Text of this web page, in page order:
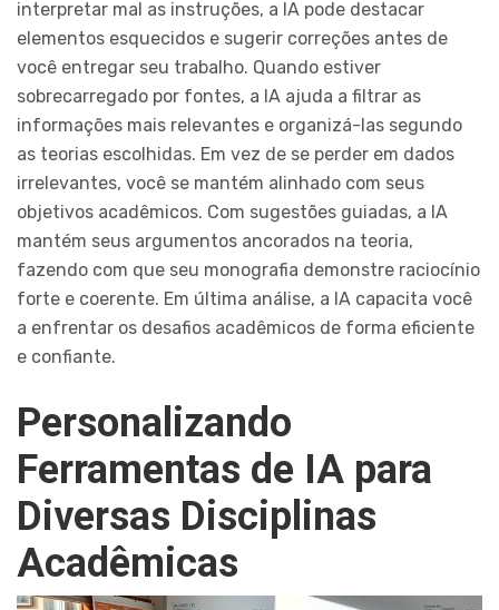
interpretar mal as instruções, a IA pode destacar
elementos esquecidos e sugerir correções antes de
você entregar seu trabalho. Quando estiver
sobrecarregado por fontes, a IA ajuda a filtrar as
informações mais relevantes e organizá-las segundo
as teorias escolhidas. Em vez de se perder em dados
irrelevantes, você se mantém alinhado com seus
objetivos acadêmicos. Com sugestões guiadas, a IA
mantém seus argumentos ancorados na teoria,
fazendo com que seu monografia demonstre raciocínio
forte e coerente. Em última análise, a IA capacita você
a enfrentar os desafios acadêmicos de forma eficiente
e confiante.
Personalizando
Ferramentas de IA para
Diversas Disciplinas
Acadêmicas